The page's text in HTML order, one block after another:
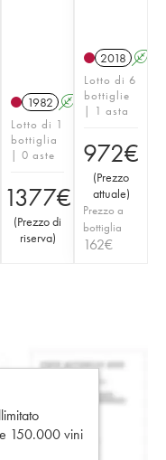
1982 A
Lotto di 1
bottiglia
| 0 aste
1377€
(Prezzo di
riserva)
2018 A
Lotto di 6
bottiglie
| 1 asta
972€
(Prezzo
attuale)
Prezzo a
bottiglia
162€
150.000 vini